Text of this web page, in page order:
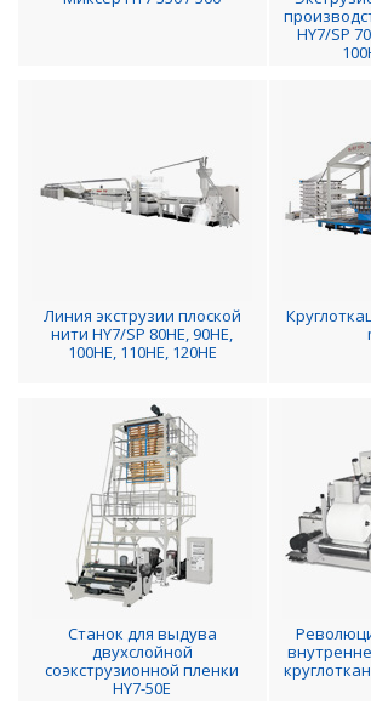
HY7/SP
Линия экструзии плоской
нити HY7/SP 80HE, 90HE,
100HE, 110HE, 120HE
Станок для выдува
двухслойной
соэкструзионной пленки
HY7-50E